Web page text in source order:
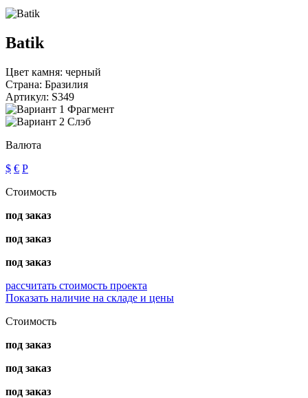
Batik
Цвет камня: черный
Страна: Бразилия
Артикул: S349
Фрагмент
Слэб
Валюта
$ € Р
Стоимость
под заказ
под заказ
под заказ
рассчитать стоимость проекта
Показать наличие на складе и цены
Стоимость
под заказ
под заказ
под заказ